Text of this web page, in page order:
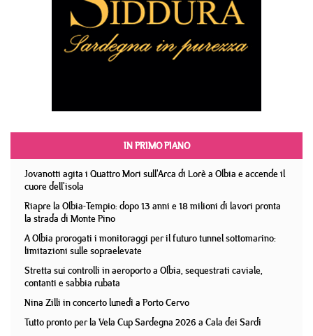
IN PRIMO PIANO
Jovanotti agita i Quattro Mori sull'Arca di Lorè a Olbia e accende il
cuore dell'isola
Riapre la Olbia-Tempio: dopo 13 anni e 18 milioni di lavori pronta
la strada di Monte Pino
A Olbia prorogati i monitoraggi per il futuro tunnel sottomarino:
limitazioni sulle sopraelevate
Stretta sui controlli in aeroporto a Olbia, sequestrati caviale,
contanti e sabbia rubata
Nina Zilli in concerto lunedì a Porto Cervo
Tutto pronto per la Vela Cup Sardegna 2026 a Cala dei Sardi